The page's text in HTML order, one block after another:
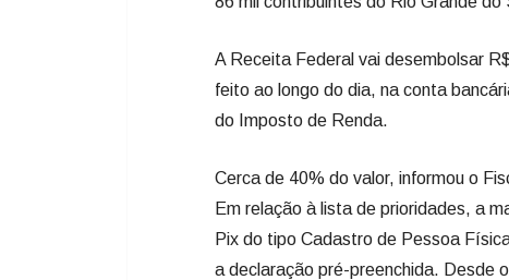
A Receita Federal vai desembolsar
feito ao longo do dia, na conta
do Imposto de Renda.
Cerca de 40% do valor, informou o
Em relação à lista de prioridades, a
Pix do tipo Cadastro de Pessoa
a declaração pré-preenchida. Desde